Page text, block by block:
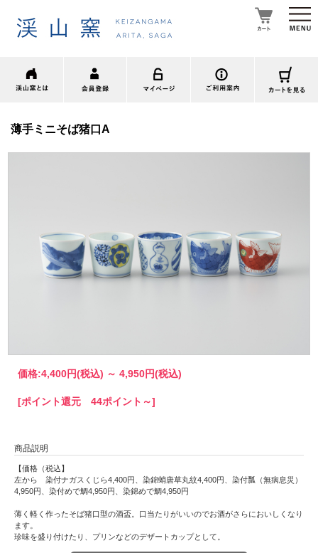
薄手ミニそば猪口A
価格:4,400円(税込) ～ 4,950円(税込)
[ポイント還元 44ポイント～]
商品説明
【価格（税込】
左から 染付ナガスくじら4,400円、染錦蛸唐草丸紋4,400円、染付瓢（無病息災）
4,950円、染付めで鯛4,950円、染錦めで鯛4,950円
薄く軽く作ったそば猪口型の酒盃。口当たりがいいのでお酒がさらにおいしくなり
ます。
珍味を盛り付けたり、プリンなどのデザートカップとして。